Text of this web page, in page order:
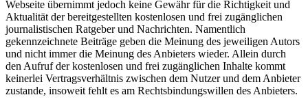
Webseite übernimmt jedoch keine Gewähr für die Richtigkeit und
Aktualität der bereitgestellten kostenlosen und frei zugänglichen
journalistischen Ratgeber und Nachrichten. Namentlich
gekennzeichnete Beiträge geben die Meinung des jeweiligen Autors
und nicht immer die Meinung des Anbieters wieder. Allein durch
den Aufruf der kostenlosen und frei zugänglichen Inhalte kommt
keinerlei Vertragsverhältnis zwischen dem Nutzer und dem Anbieter
zustande, insoweit fehlt es am Rechtsbindungswillen des Anbieters.